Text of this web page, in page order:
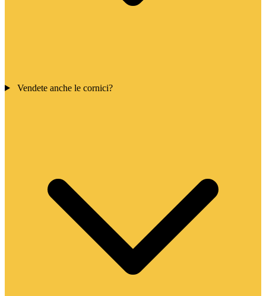
Vendete anche le cornici?